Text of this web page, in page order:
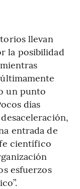
llevan
la posibilidad
un punto
días
entrada de
científico
esfuerzos